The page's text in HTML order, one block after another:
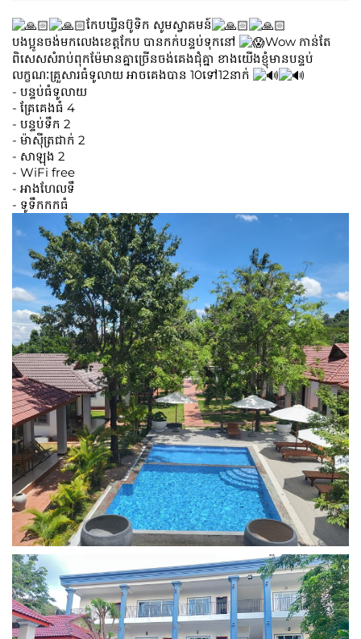
កែបឃ្វីនប៊ូទិក សូមស្វាគមន៍
បងប្អូនចង់មកលេងខេត្តកែប បានកក់បន្ទប់ទុកនៅ
Wow កាន់តែ
ពិសេសសំរាប់ពុកម៉ែមានគ្នាច្រេីនចង់គេងជុំគ្នា ខាងយេីងខ្ញុំមានបន្ទប់
លក្ខណៈគ្រួសារធំទូលាយ អាចគេងបាន 10ទៅ12នាក់
- បន្ទប់ធំទូលាយ
- គ្រែគេងធំ 4
- បន្ទប់ទឹក 2
- ម៉ាសុីត្រជាក់ 2
- សាឡុង 2
- WiFi free
- អាងហែលទឹ
- ទូទឹកកកធំ